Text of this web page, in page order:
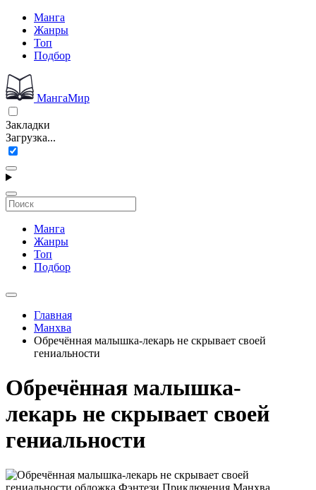
Манга
Жанры
Топ
Подбор
МангаМир
Закладки
Загрузка...
Манга
Жанры
Топ
Подбор
Главная
Манхва
Обречённая малышка-лекарь не скрывает своей
гениальности
Обречённая малышка-
лекарь не скрывает своей
гениальности